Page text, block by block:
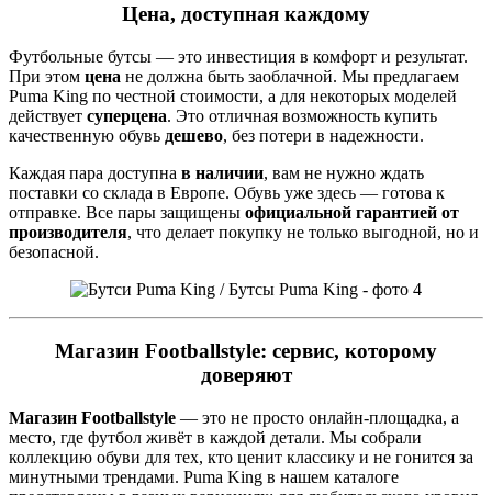
Цена, доступная каждому
Футбольные бутсы — это инвестиция в комфорт и результат.
При этом цена не должна быть заоблачной. Мы предлагаем
Puma King по честной стоимости, а для некоторых моделей
действует суперцена. Это отличная возможность купить
качественную обувь дешево, без потери в надежности.
Каждая пара доступна в наличии, вам не нужно ждать
поставки со склада в Европе. Обувь уже здесь — готова к
отправке. Все пары защищены официальной гарантией от
производителя, что делает покупку не только выгодной, но и
безопасной.
Магазин Footballstyle: сервис, которому
доверяют
Магазин Footballstyle — это не просто онлайн-площадка, а
место, где футбол живёт в каждой детали. Мы собрали
коллекцию обуви для тех, кто ценит классику и не гонится за
минутными трендами. Puma King в нашем каталоге